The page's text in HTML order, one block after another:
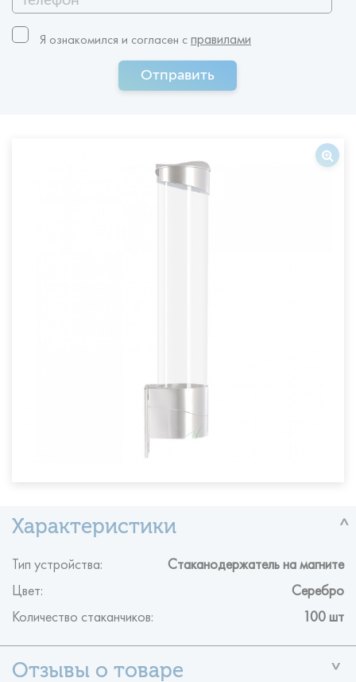
Отправить
Я ознакомился и согласен c
Тип устройства: Стаканодержатель на магните
Цвет: Серебро
Количество стаканчиков: 100 шт